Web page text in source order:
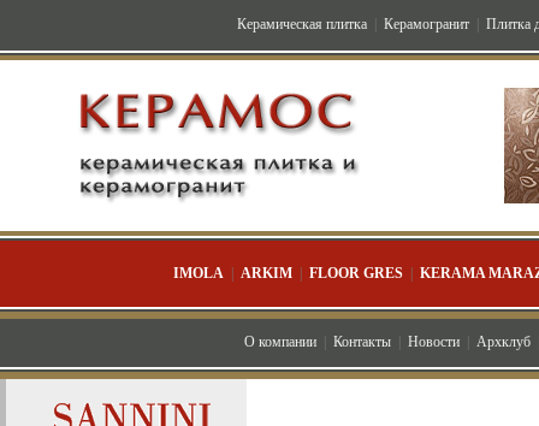
Керамическая плитка Керамогранит Плитка
IMOLA| ARKIM| FLOOR GRES| KERAMA
О компании| Контакты| Новости| Архклуб